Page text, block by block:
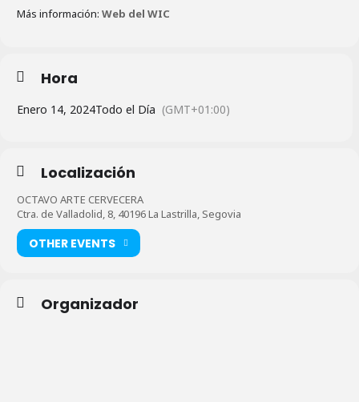
Más información: Web del WIC
Hora
Enero 14, 2024Todo el Día (GMT+01:00)
Localización
OCTAVO ARTE CERVECERA
Ctra. de Valladolid, 8, 40196 La Lastrilla, Segovia
OTHER EVENTS
Organizador